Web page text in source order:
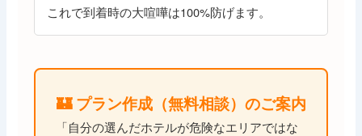
これで到着時の大喧嘩は100%防げます。
🏰 プラン作成（無料相談）のご案内
「自分の選んだホテルが危険なエリアではな